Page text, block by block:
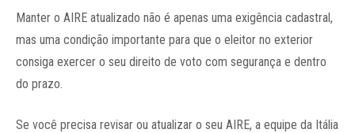
Manter o AIRE atualizado não é apenas uma exigência cadastral,
mas uma condição importante para que o eleitor no exterior
consiga exercer o seu direito de voto com segurança e dentro
do prazo.
Se você precisa revisar ou atualizar o seu AIRE, a equipe da Itália